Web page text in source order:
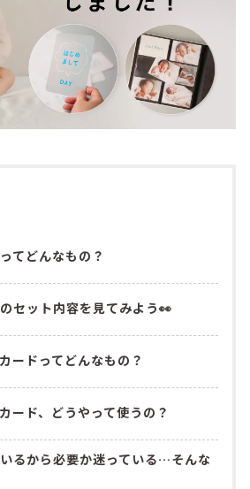
てどんなもの？
セット内容を見てみよう👀
ードってどんなもの？
ード、どうやって使うの？
るから必要か迷っている…そんな